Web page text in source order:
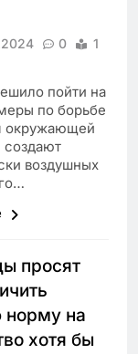
0
1
пойти на
по борьбе
окружающей
создают
воздушных
просят
норму на
хотя бы